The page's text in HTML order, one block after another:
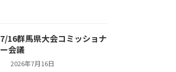
7/16群馬県大会コミッショナ
ー会議
2026年7月16日